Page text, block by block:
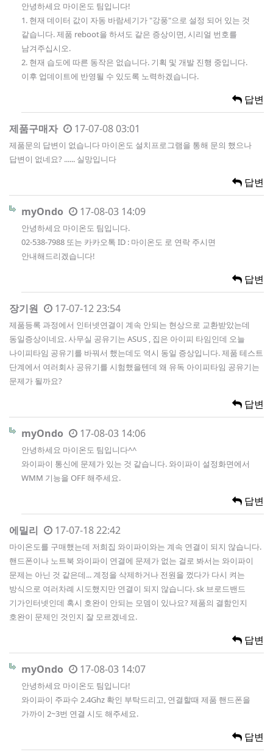
안녕하세요 마이온도 팀입니다!
1. 현재 데이터 값이 자동 바람세기가 "강풍"으로 설정 되어 있는 것
같습니다. 제품 reboot을 하셔도 같은 증상이면, 시리얼 번호를
남겨주십시오.
2. 현재 습도에 따른 동작은 없습니다. 기획 및 개발 진행 중입니다.
이후 업데이트에 반영될 수 있도록 노력하겠습니다.
답변
제품구매자 17-07-08 03:01
제품문의 답변이 없습니다 마이온도 설치프로그램을 통해 문의 했으나
답변이 없네요? ...... 실망입니다
답변
myOndo 17-08-03 14:09
안녕하세요 마이온도 팀입니다.
02-538-7988 또는 카카오톡 ID : 마이온도 로 연락 주시면
안내해드리겠습니다!
답변
장기원 17-07-12 23:54
제품등록 과정에서 인터넷연결이 계속 안되는 현상으로 교환받았는데
동일증상이네요. 사무실 공유기는 ASUS , 집은 아이피 타임인데 오늘
나이피타임 공유기를 바꿔서 했는데도 역시 동일 증상입니다. 제품 테스트
단계에서 여러회사 공유기를 시험했을텐데 왜 유독 아이피타임 공유기는
문제가 될까요?
답변
myOndo 17-08-03 14:06
안녕하세요 마이온도 팀입니다^^
와이파이 통신에 문제가 있는 것 같습니다. 와이파이 설정화면에서
WMM 기능을 OFF 해주세요.
답변
에밀리 17-07-18 22:42
마이온도를 구매했는데 저희집 와이파이와는 계속 연결이 되지 않습니다.
핸드폰이나 노트북 와이파이 연결에 문제가 없는 걸로 봐서는 와이파이
문제는 아닌 것 같은데... 계정을 삭제하거나 전원을 껐다가 다시 켜는
방식으로 여러차례 시도했지만 연결이 되지 않습니다. sk 브로드밴드
기가인터넷인데 혹시 호완이 안되는 모뎀이 있나요? 제품의 결함인지
호완이 문제인 것인지 잘 모르겠네요.
답변
myOndo 17-08-03 14:07
안녕하세요 마이온도 팀입니다!
와이파이 주파수 2.4Ghz 확인 부탁드리고, 연결할때 제품 핸드폰을
가까이 2~3번 연결 시도 해주세요.
답변